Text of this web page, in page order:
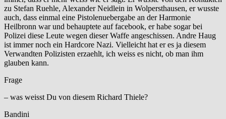
zu Stefan Ruehle, Alexander Neidlein in Wolpersthausen, er wusste
auch, dass einmal eine Pistolenuebergabe an der Harmonie
Heilbronn war und behauptete auf facebook, er habe sogar bei
Polizei diese Leute wegen dieser Waffe angeschissen. Andre Haug
ist immer noch ein Hardcore Nazi. Vielleicht hat er es ja diesem
Verwandten Polizisten erzaehlt, ich weiss es nicht, ob man ihm
glauben kann.
Frage
– was weisst Du von diesem Richard Thiele?
Bandini